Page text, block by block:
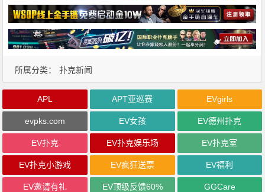
所属分类： 扑克新闻
APL APT亚巡赛 EVgirls
evpks.com EV女孩 EV德州扑克
EV扑克 EV扑克娱乐场 EV扑克室
EV扑克小游戏 EV疯狂送票 EV福利
EV邀请有礼 EV顶级反馈60% GGCare